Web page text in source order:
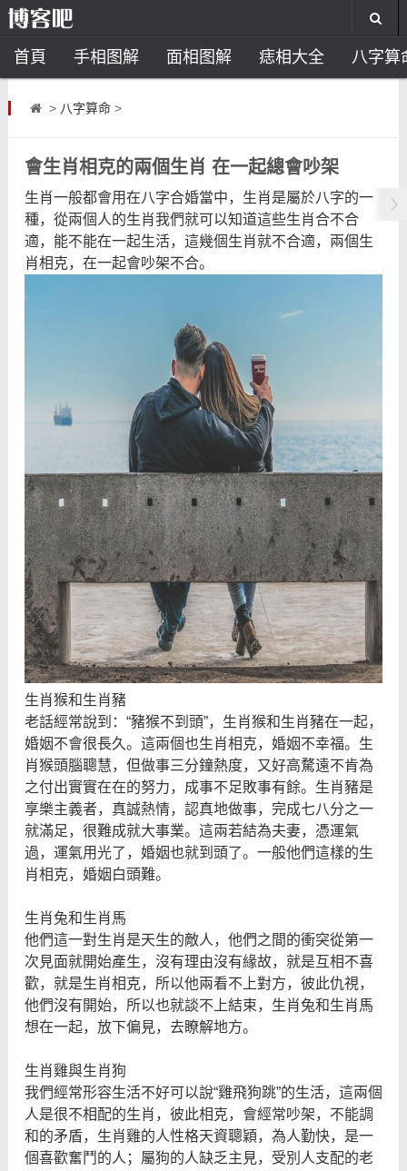
首頁 手相图解 面相图解 痣相大全 八字算
风水开运 助运饰品
> 八字算命>
會生肖相克的兩個生肖 在一起總會吵架
生肖一般都會用在八字合婚當中，生肖是屬於八字的一
種，從兩個人的生肖我們就可以知道這些生肖合不合
適，能不能在一起生活，這幾個生肖就不合適，兩個生
肖相克，在一起會吵架不合。
生肖猴和生肖豬
老話經常說到：“豬猴不到頭”，生肖猴和生肖豬在一起，
婚姻不會很長久。這兩個也生肖相克，婚姻不幸福。生
肖猴頭腦聰慧，但做事三分鐘熱度，又好高騖遠不肯為
之付出實實在在的努力，成事不足敗事有餘。生肖豬是
享樂主義者，真誠熱情，認真地做事，完成七八分之一
就滿足，很難成就大事業。這兩若結為夫妻，憑運氣
過，運氣用光了，婚姻也就到頭了。一般他們這樣的生
肖相克，婚姻白頭難。
生肖兔和生肖馬
他們這一對生肖是天生的敵人，他們之間的衝突從第一
次見面就開始產生，沒有理由沒有緣故，就是互相不喜
歡，就是生肖相克，所以他兩看不上對方，彼此仇視，
他們沒有開始，所以也就談不上結束，生肖兔和生肖馬
想在一起，放下偏見，去瞭解地方。
生肖雞與生肖狗
我們經常形容生活不好可以說“雞飛狗跳”的生活，這兩個
人是很不相配的生肖，彼此相克，會經常吵架，不能調
和的矛盾，生肖雞的人性格天資聰穎，為人勤快，是一
個喜歡奮鬥的人；屬狗的人缺乏主見，受別人支配的老